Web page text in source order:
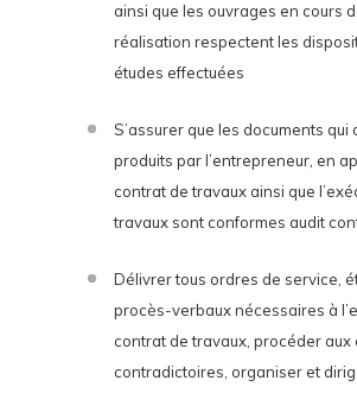
ainsi que les ouvrages en cours
réalisation respectent les
études effectuées
S’assurer que les documents qui
produits par l’entrepreneur, en
contrat de travaux ainsi que
travaux sont conformes audit
Délivrer tous ordres de service,
procès-verbaux nécessaires à
contrat de travaux, procéder aux
contradictoires, organiser et